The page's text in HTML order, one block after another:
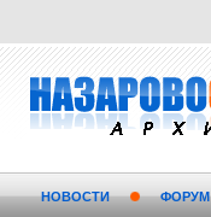
НОВОСТИ ФОРУМ